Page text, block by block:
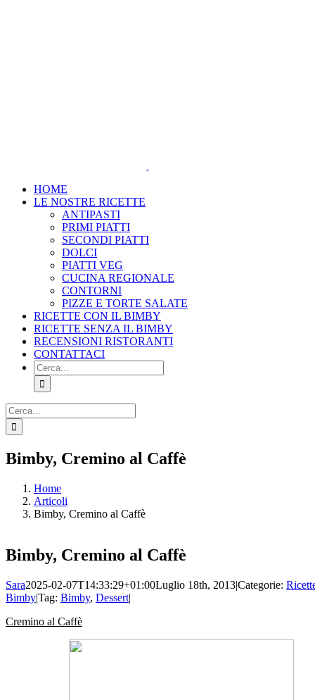
HOME
LE NOSTRE RICETTE
ANTIPASTI
PRIMI PIATTI
SECONDI PIATTI
DOLCI
PIATTI VEG
CUCINA REGIONALE
CONTORNI
PIZZE E TORTE SALATE
RICETTE CON IL BIMBY
RICETTE SENZA IL BIMBY
RECENSIONI RISTORANTI
CONTATTACI
Cerca
per:
Cerca
per:
Bimby, Cremino al Caffè
Home
Articoli
Bimby, Cremino al Caffè
Bimby, Cremino al Caffè
Sara2025-02-07T14:33:29+01:00Luglio 18th, 2013|Categorie:
Bimby|Tag: Bimby, Dessert|
Cremino al Caffè